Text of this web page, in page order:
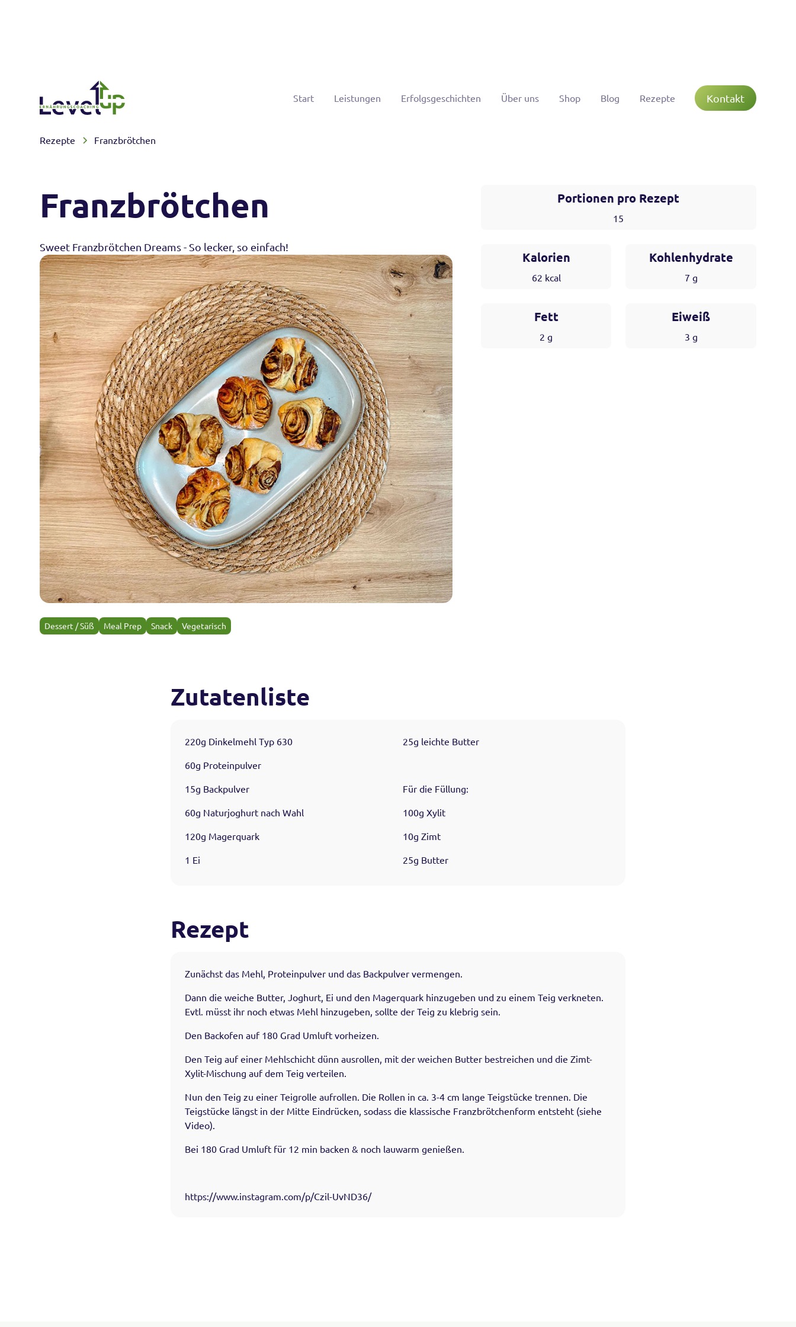
Start Leistungen Erfolgsgeschichten Über uns Shop Blog Rezepte Kontakt
Rezepte Franzbrötchen
Franzbrötchen
Sweet Franzbrötchen Dreams - So lecker, so einfach!
Dessert / Süß Meal Prep Snack Vegetarisch
Portionen pro Rezept
15
Kalorien
62 kcal
Kohlenhydrate
7 g
Fett
2 g
Eiweiß
3 g
Zutatenliste
220g Dinkelmehl Typ 630
60g Proteinpulver
15g Backpulver
60g Naturjoghurt nach Wahl
120g Magerquark
1 Ei
25g leichte Butter
Für die Füllung:
100g Xylit
10g Zimt
25g Butter
Rezept
Zunächst das Mehl, Proteinpulver und das Backpulver vermengen.
Dann die weiche Butter, Joghurt, Ei und den Magerquark hinzugeben und zu einem Teig verkneten.
Evtl. müsst ihr noch etwas Mehl hinzugeben, sollte der Teig zu klebrig sein.
Den Backofen auf 180 Grad Umluft vorheizen.
Den Teig auf einer Mehlschicht dünn ausrollen, mit der weichen Butter bestreichen und die Zimt-
Xylit-Mischung auf dem Teig verteilen.
Nun den Teig zu einer Teigrolle aufrollen. Die Rollen in ca. 3-4 cm lange Teigstücke trennen. Die
Teigstücke längst in der Mitte Eindrücken, sodass die klassische Franzbrötchenform entsteht (siehe
Video).
Bei 180 Grad Umluft für 12 min backen & noch lauwarm genießen.
https://www.instagram.com/p/Czil-UvND36/